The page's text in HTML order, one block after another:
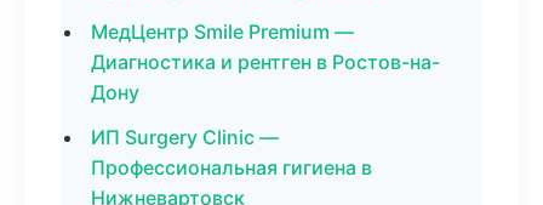
МедЦентр Smile Premium —
Диагностика и рентген в Ростов-на-
Дону
ИП Surgery Clinic —
Профессиональная гигиена в
Нижневартовск